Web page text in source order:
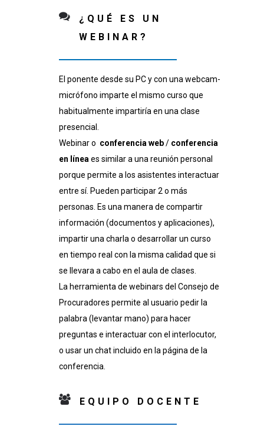
¿QUÉ ES UN
WEBINAR?
El ponente desde su PC y con una webcam-
micrófono imparte el mismo curso que
habitualmente impartiría en una clase
presencial.
Webinar o conferencia web/ conferencia
en línea es similar a una reunión personal
porque permite a los asistentes interactuar
entre sí. Pueden participar 2 o más
personas. Es una manera de compartir
información (documentos y aplicaciones),
impartir una charla o desarrollar un curso
en tiempo real con la misma calidad que si
se llevara a cabo en el aula de clases.
La herramienta de webinars del Consejo de
Procuradores permite al usuario pedir la
palabra (levantar mano) para hacer
preguntas e interactuar con el interlocutor,
o usar un chat incluido en la página de la
conferencia.
EQUIPO DOCENTE